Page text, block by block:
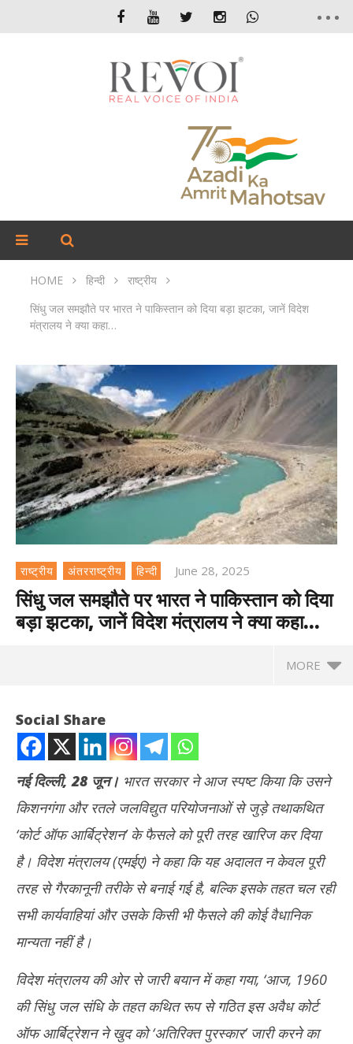
HOME हिन्दी
राष्ट्रीय
सिंधु जल समझौते पर भारत ने पाकिस्तान को दिया बड़ा झटका, जानें विदेश
मंत्रालय ने क्या कहा…
राष्ट्रीय अंतरराष्ट्रीय हिन्दी June 28, 2025
सिंधु जल समझौते पर भारत ने पाकिस्तान को दिया
बड़ा झटका, जानें विदेश मंत्रालय ने क्या कहा…
MORE
NOW VIEWING
सिंधु जल समझौते पर भारत ने पाकिस्तान को दिया बड़ा झटका, जानें विदेश मंत्रालय
June
2025
Social Share
नई दिल्ली, 28 जून। भारत सरकार ने आज स्पष्ट किया कि उसने
किशनगंगा और रतले जलविद्युत परियोजनाओं से जुड़े तथाकथित
‘कोर्ट ऑफ आर्बिट्रेशन’ के फैसले को पूरी तरह खारिज कर दिया
है। विदेश मंत्रालय (एमईए) ने कहा कि यह अदालत न केवल पूरी
तरह से गैरकानूनी तरीके से बनाई गई है, बल्कि इसके तहत चल रही
सभी कार्यवाहियां और उसके किसी भी फैसले की कोई वैधानिक
मान्यता नहीं है।
विदेश मंत्रालय की ओर से जारी बयान में कहा गया, ‘आज, 1960
की सिंधु जल संधि के तहत कथित रूप से गठित इस अवैध कोर्ट
ऑफ आर्बिट्रेशन ने खुद को ‘अतिरिक्त पुरस्कार’ जारी करने का